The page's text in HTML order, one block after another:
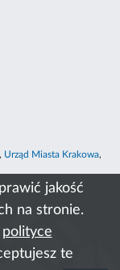
jakość
na stronie.
polityce
te
Urząd Miasta Krakowa,